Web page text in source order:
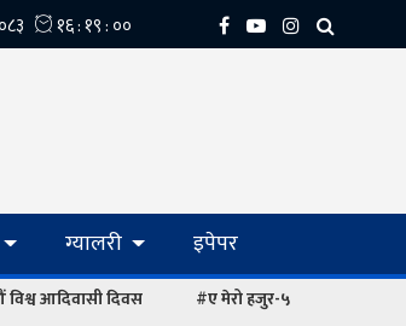
ग्यालरी इपेपर
आदिवासी दिवस
#ए मेरो हजुर-५